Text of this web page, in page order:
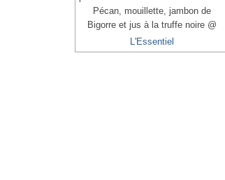
Pécan, mouillette, jambon de
Bigorre et jus à la truffe noire @
L'Essentiel